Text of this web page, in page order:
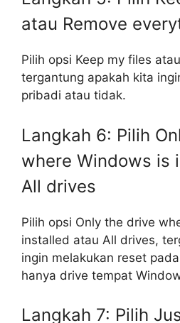
atau Remove
Pilih opsi Keep my files
tergantung apakah kita
pribadi atau tidak.
Langkah 6: Pilih
where Windows is
All drives
Pilih opsi Only the drive
installed atau All drives,
ingin melakukan reset
hanya drive tempat
Langkah 7: Pilih